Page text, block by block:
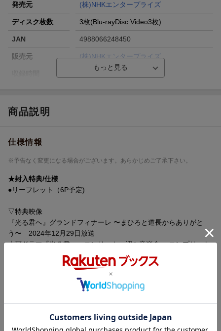
発売元 (株)NHKエンタープライズ
ディスク枚数 3枚(Blu-rayDisc Video3枚)
JAN 4988066248450
販売元 (株)NHKエンタープライズ
画面サイズ
言語
音声方式 リニアPCMステレオ(オリジナル音声方式)
字幕言語
制作国 日本
制作年
洋題
TAIGA DRAMA HIKARU KIMI HE SOUSHU
UHEN
商品説明
仕様情報
※予告なく変更になる場合がございます。あらかじめご了承下さい。
★封入特典/仕様
●リーフレット（6P予定)
▽特典映像
『光る君へ』グランドフィナーレ 〜まひろと道長からありがと
う〜 2024年12月29日放送
大河ドラマ『光る君へ』コンサート〜沼ル音楽会〜 コンプリート
＊2024年12月8日に放送した番組を未放送を含むコンプリート版
吉高由里子（まひろ／籐式部 役）
内容紹介
変わりゆく世を、変わらぬ愛を胸に懸命に生きた女性の物語